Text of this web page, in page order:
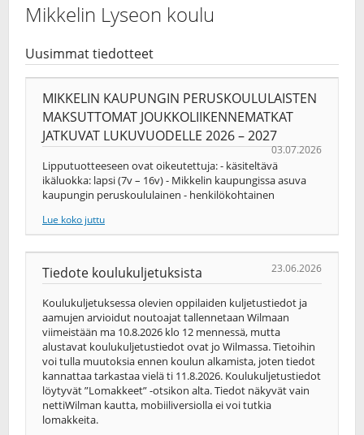
Mikkelin Lyseon koulu
Uusimmat tiedotteet
MIKKELIN KAUPUNGIN PERUSKOULULAISTEN
MAKSUTTOMAT JOUKKOLIIKENNEMATKAT
JATKUVAT LUKUVUODELLE 2026 – 2027
03.07.2026
Lipputuotteeseen ovat oikeutettuja: - käsiteltävä
ikäluokka: lapsi (7v – 16v) - Mikkelin kaupungissa asuva
kaupungin peruskoululainen - henkilökohtainen
Lue koko juttu
Tiedote koulukuljetuksista 23.06.2026
Koulukuljetuksessa olevien oppilaiden kuljetustiedot ja
aamujen arvioidut noutoajat tallennetaan Wilmaan
viimeistään ma 10.8.2026 klo 12 mennessä, mutta
alustavat koulukuljetustiedot ovat jo Wilmassa. Tietoihin
voi tulla muutoksia ennen koulun alkamista, joten tiedot
kannattaa tarkastaa vielä ti 11.8.2026. Koulukuljetustiedot
löytyvät ”Lomakkeet” -otsikon alta. Tiedot näkyvät vain
nettiWilman kautta, mobiiliversiolla ei voi tutkia
lomakkeita.